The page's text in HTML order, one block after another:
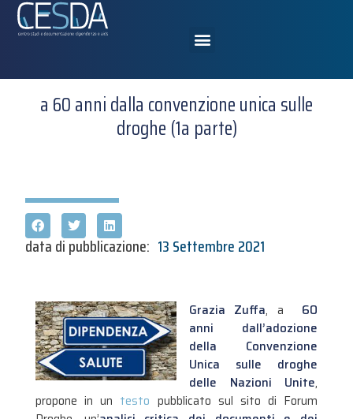
a 60 anni dalla convenzione unica sulle
droghe (1a parte)
data di pubblicazione: 13 Settembre 2021
Grazia Zuffa, a 60
anni dall’adozione
della Convenzione
Unica sulle droghe
delle Nazioni Unite,
propone in un testo pubblicato sul sito di Forum